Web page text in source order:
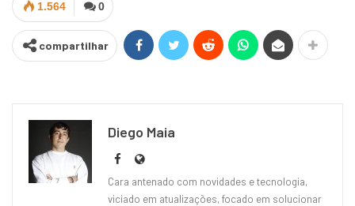
0
1.564
compartilhar
Diego Maia
Cara antenado com novidades e tecnologia,
viciado em atualizações, focado em solucionar